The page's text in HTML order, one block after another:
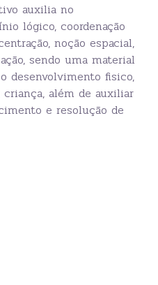
auxilia no
lógico, coordenação
noção espacial,
sendo uma material
desenvolvimento fisico,
além de auxiliar
e resolução de